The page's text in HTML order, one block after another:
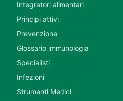
Integratori alimentari
Principi attivi
Prevenzione
Glossario immunologia
Specialisti
Infezioni
Strumenti Medici